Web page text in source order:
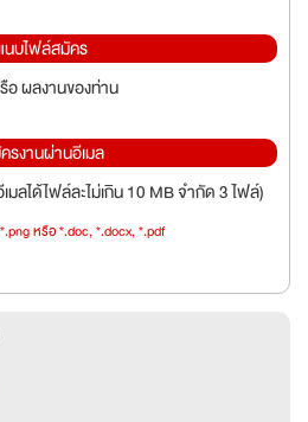
นบไฟล์สมัคร
อ ผลงานของท่าน
รงานผ่านอีเมล
ลได้ไฟล์ละไม่เกิน 10 MB จำกัด 3 ไฟล์)
หรือ *.doc, *.docx, *.pdf